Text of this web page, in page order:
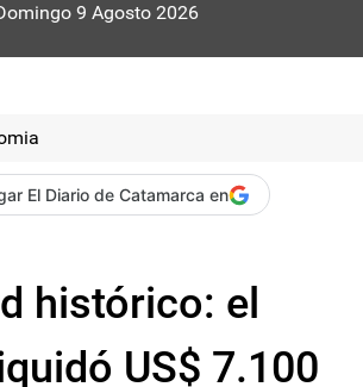
9 Agosto 2026
El Diario de Catamarca en
histórico: el
US$ 7.100